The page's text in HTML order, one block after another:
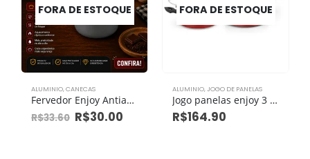
FORA DE ESTOQUE
ALUMINIO,CANECAS
Fervedor Enjoy Antiaderente Vermelho Nº 14 1,6l
R$33.60 R$30.00
FORA DE ESTOQUE
ALUMINIO,JOGO DE PANELAS
Jogo panelas enjoy 3 peças C/ Tampa Vidro antiaderente Vermelho
R$164.90